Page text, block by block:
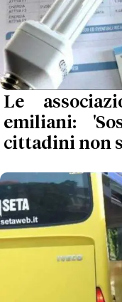
Le
emiliani:
cittadini non